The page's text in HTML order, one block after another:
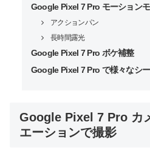
Google Pixel 7 Pro モーション
アクションパン
長時間露光
Google Pixel 7 Pro ボケ補整
Google Pixel 7 Pro で様々なシ
Google Pixel 7 Pro カ
エーションで撮影